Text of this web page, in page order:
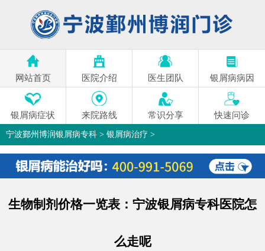
网站首页 医院介绍 医生团队 银屑病病因
银屑病症状 来院路线 常识分享 快速问诊
宁波鄞州博润银屑病专科 > 银屑病治疗 >
生物制剂价格一览表：宁波银屑病专科医院怎
么走呢